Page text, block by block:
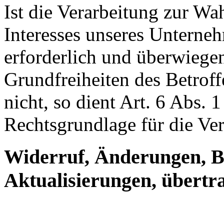
Ist die Verarbeitung zur
Interesses unseres
erforderlich und
Grundfreiheiten des
nicht, so dient Art. 6 Abs.
Rechtsgrundlage für die
Widerruf, Änderungen,
Aktualisierungen,